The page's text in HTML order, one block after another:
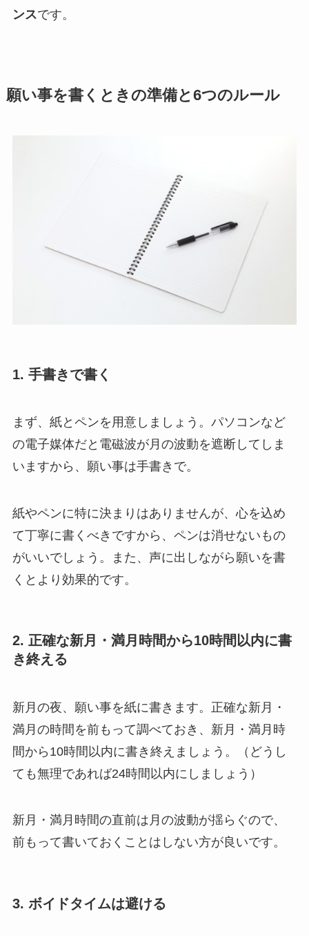
ンスです。
願い事を書くときの準備と6つのルール
1. 手書きで書く
まず、紙とペンを用意しましょう。パソコンなど
の電子媒体だと電磁波が月の波動を遮断してしま
いますから、願い事は手書きで。
紙やペンに特に決まりはありませんが、心を込め
て丁寧に書くべきですから、ペンは消せないもの
がいいでしょう。また、声に出しながら願いを書
くとより効果的です。
2. 正確な新月・満月時間から10時間以内に書
き終える
新月の夜、願い事を紙に書きます。正確な新月・
満月の時間を前もって調べておき、新月・満月時
間から10時間以内に書き終えましょう。（どうし
ても無理であれば24時間以内にしましょう）
新月・満月時間の直前は月の波動が揺らぐので、
前もって書いておくことはしない方が良いです。
3. ボイドタイムは避ける